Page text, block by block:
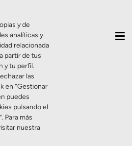
para
y de
analíticas y
relacionada
partir de tus
y tu perfil.
las
en “Gestionar
puedes
pulsando el
Para más
nuestra